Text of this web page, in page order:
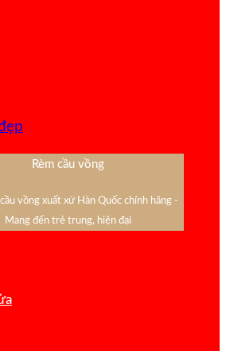
Rèm cầu vồng
vồng xuất xứ Hàn Quốc chính hãng -
Mang đến trẻ trung, hiện đại